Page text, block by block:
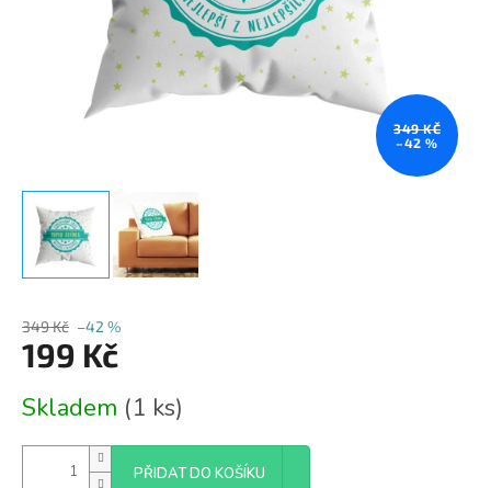
349 KČ
–42 %
349 Kč –42 %
199 Kč
cena:
Skladem (1 ks)
PŘIDAT DO KOŠÍKU